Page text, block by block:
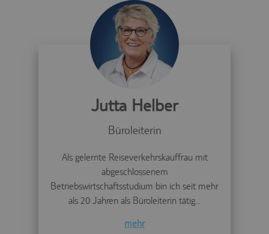
Jutta Helber
Büroleiterin
Als gelernte Reiseverkehrskauffrau mit
abgeschlossenem
Betriebswirtschaftsstudium bin ich seit mehr
als 20 Jahren als Büroleiterin tätig...
mehr